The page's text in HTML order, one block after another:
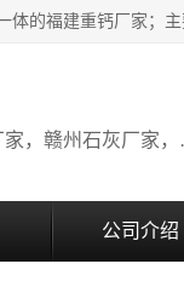
广东石灰
公司介绍